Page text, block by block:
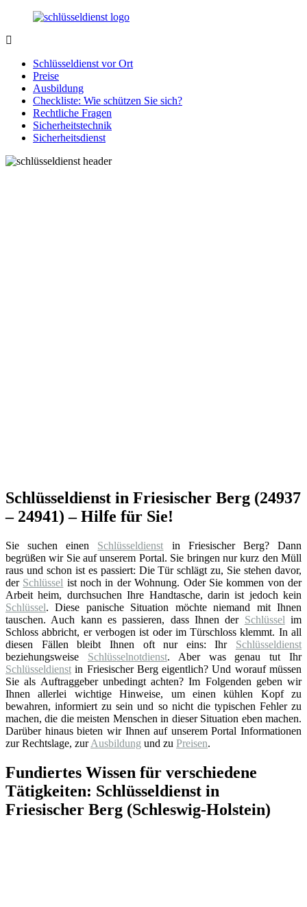
Zurück
Inhalt
Notlage
wird
gelöst!
Schlüsseldienst vor Ort
Preise
Ausbildung
Checkliste: Wie schützen Sie sich?
Rechtliche Fragen
Sicherheitstechnik
Sicherheitsdienst
Schlüsseldienst in Friesischer Berg (24937
– 24941) – Hilfe für Sie!
Sie suchen einen Schlüsseldienst in Friesischer Berg? Dann
begrüßen wir Sie auf unserem Portal. Sie bringen nur kurz den Müll
raus und schon ist es passiert: Die Tür schlägt zu, Sie stehen davor,
der Schlüssel ist noch in der Wohnung. Oder Sie kommen von der
Arbeit heim, durchsuchen Ihre Handtasche, darin ist jedoch kein
Schlüssel. Diese panische Situation möchte niemand mit Ihnen
tauschen. Auch kann es passieren, dass Ihnen der Schlüssel im
Schloss abbricht, er verbogen ist oder im Türschloss klemmt. In all
diesen Fällen bleibt Ihnen oft nur eins: Ihr Schlüsseldienst
beziehungsweise Schlüsselnotdienst. Aber was genau tut Ihr
Schlüsseldienst in Friesischer Berg eigentlich? Und worauf müssen
Sie als Auftraggeber unbedingt achten? Im Folgenden geben wir
Ihnen allerlei wichtige Hinweise, um einen kühlen Kopf zu
bewahren, informiert zu sein und so nicht die typischen Fehler zu
machen, die die meisten Menschen in dieser Situation eben machen.
Darüber hinaus bieten wir Ihnen auf unserem Portal Informationen
zur Rechtslage, zurAusbildung und zu Preisen.
Fundiertes Wissen für verschiedene
Tätigkeiten: Schlüsseldienst in
Friesischer Berg (Schleswig-Holstein)